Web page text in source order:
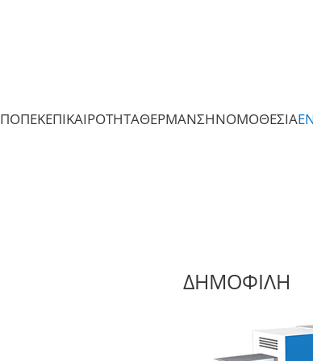
ΠΟΠΕΚΕΠΙΚΑΙΡΟΤΗΤΑΘΕΡΜΑΝΣΗΝΟΜΟΘΕΣΙΑ
ΔΗΜΟΦΙΛΗ